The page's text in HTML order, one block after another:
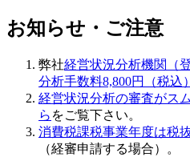
お知らせ・ご注意
弊社経営状況分析機関（
分析手数料8,800円（税込）
経営状況分析の審査がス
ら をご覧下さい。
消費税課税事業年度は税
（経審申請する場合）。